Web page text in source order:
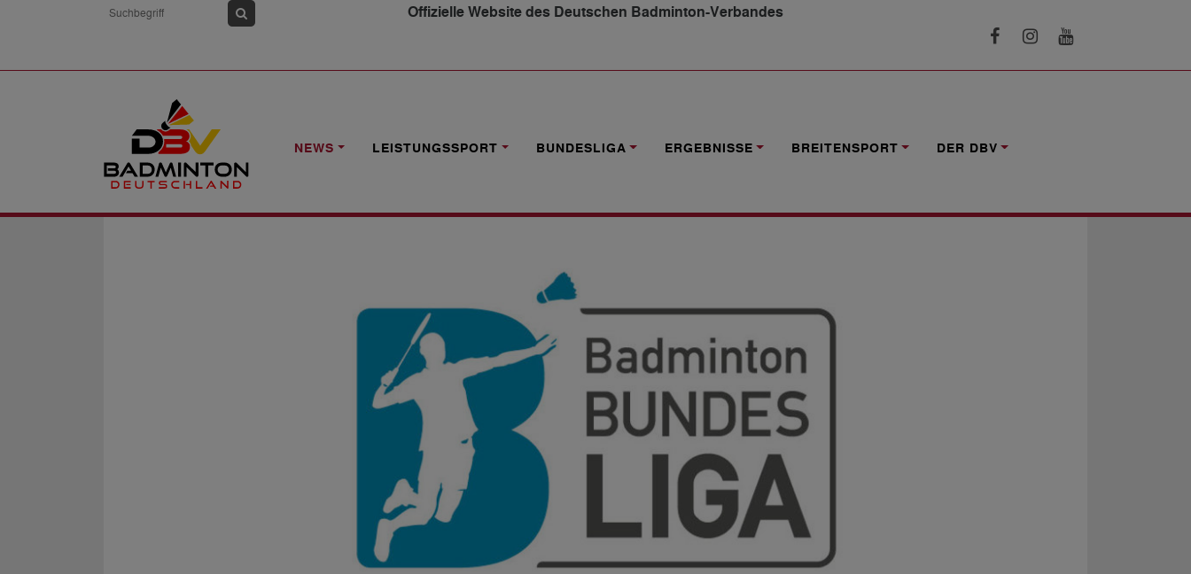
Offizielle Website des Deutschen Badminton-Verbandes
NEWS LEISTUNGSSPORT BUNDESLIGA ERGEBNISSE BREITENSPORT DER DBV
NEWS